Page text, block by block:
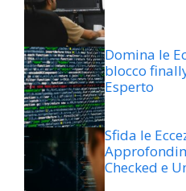
Domina le
blocco
Esperto
Sfida le
Checked e